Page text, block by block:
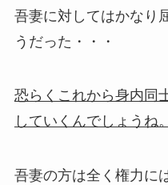
吾妻に対してはかなり
うだった・・・
恐らくこれから身内同
していくんでしょうね。
吾妻の方は全く権力に